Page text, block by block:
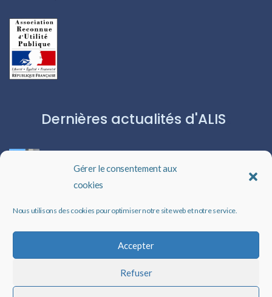
Gérer le consentement aux
cookies
Nous utilisons des cookies pour optimiser notre site web et notre service.
Accepter
Refuser
Dernières actualités d'ALIS
Les livres audio : une porte ouverte sur l’évasion